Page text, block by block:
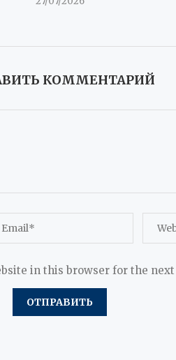
КОММЕНТАРИЙ
in this browser for the